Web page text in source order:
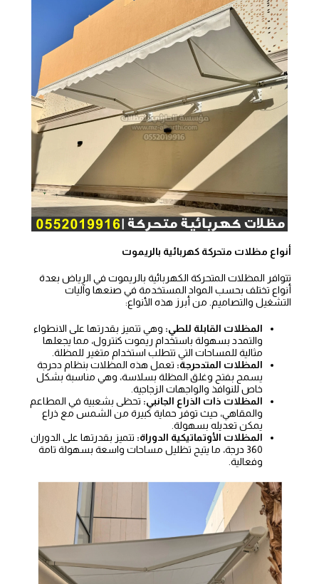
أنواع مظلات متحركة كهربائية بالريموت
تتوافر المظلات المتحركة الكهربائية بالريموت في الرياض بعدة
أنواع تختلف بحسب المواد المستخدمة في صنعها وآليات
التشغيل والتصاميم. من أبرز هذه الأنواع:
المظلات القابلة للطي: وهي تتميز بقدرتها على الانطواء
والتمدد بسهولة باستخدام ريموت كنترول، مما يجعلها
مثالية للمساحات التي تتطلب استخدام متغير للمظلة.
المظلات المتدحرجة: تعمل هذه المظلات بنظام دحرجة
يسمح بفتح وغلق المظلة بسلاسة، وهي مناسبة بشكل
خاص للنوافذ والواجهات الزجاجية.
المظلات ذات الذراع الجانبي: تحظى بشعبية في المطاعم
والمقاهي، حيث توفر حماية كبيرة من الشمس مع ذراع
يمكن تعديله بسهولة.
المظلات الأوتماتيكية الدوراة: تتميز بقدرتها على الدوران
360 درجة، ما يتيح تظليل مساحات واسعة بسهولة تامة
وفعالية.